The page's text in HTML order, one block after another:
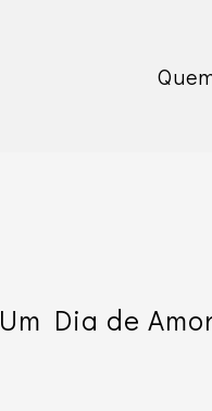
Um Dia de